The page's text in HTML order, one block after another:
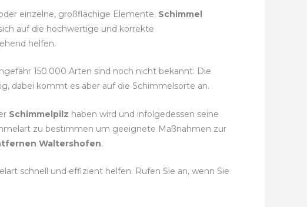
einzelne, großflächige Elemente. Schimmel
auf die hochwertige und korrekte
helfen.
150.000 Arten sind noch nicht bekannt. Die
dabei kommt es aber auf die Schimmelsorte an.
Schimmelpilz haben wird und infolgedessen seine
zu bestimmen um geeignete Maßnahmen zur
Waltershofen.
schnell und effizient helfen. Rufen Sie an, wenn Sie